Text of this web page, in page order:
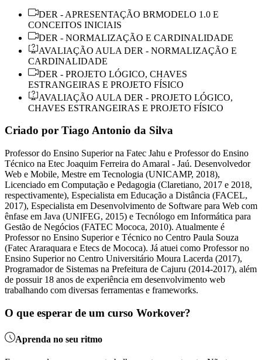
DER - APRESENTAÇÃO BRMODELO 1.0 E
CONCEITOS INICIAIS
DER - NORMALIZAÇÃO E CARDINALIDADE
AVALIAÇÃO AULA DER - NORMALIZAÇÃO E
CARDINALIDADE
DER - PROJETO LÓGICO, CHAVES
ESTRANGEIRAS E PROJETO FÍSICO
AVALIAÇÃO AULA DER - PROJETO LÓGICO,
CHAVES ESTRANGEIRAS E PROJETO FÍSICO
Criado por Tiago Antonio da Silva
Professor do Ensino Superior na Fatec Jahu e Professor do Ensino
Técnico na Etec Joaquim Ferreira do Amaral - Jaú. Desenvolvedor
Web e Mobile, Mestre em Tecnologia (UNICAMP, 2018),
Licenciado em Computação e Pedagogia (Claretiano, 2017 e 2018,
respectivamente), Especialista em Educação a Distância (FACEL,
2017), Especialista em Desenvolvimento de Software para Web com
ênfase em Java (UNIFEG, 2015) e Tecnólogo em Informática para
Gestão de Negócios (FATEC Mococa, 2010). Atualmente é
Professor no Ensino Superior e Técnico no Centro Paula Souza
(Fatec Araraquara e Etecs de Mococa). Já atuei como Professor no
Ensino Superior no Centro Universitário Moura Lacerda (2017),
Programador de Sistemas na Prefeitura de Cajuru (2014-2017), além
de possuir 18 anos de experiência em desenvolvimento web
trabalhando com diversas ferramentas e frameworks.
O que esperar de um curso Workover?
Aprenda no seu ritmo